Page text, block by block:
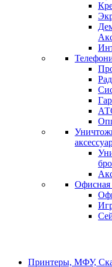
Принтеры, МФУ,